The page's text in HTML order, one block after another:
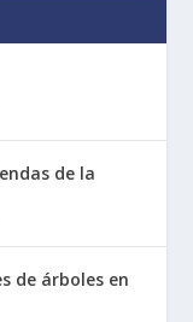
de la
de árboles en